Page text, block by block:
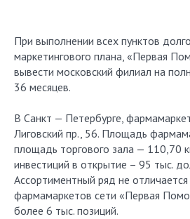
При выполнении всех пунктов
маркетингового плана, «Первая
вывести московский филиал на
36 месяцев.
В Санкт — Петербурге,
Лиговский пр., 56. Площадь
площадь торгового зала — 110,70
инвестиций в открытие – 95 тыс.
Ассортиментный ряд не
фармамаркетов сети «Первая
более 6 тыс. позиций.